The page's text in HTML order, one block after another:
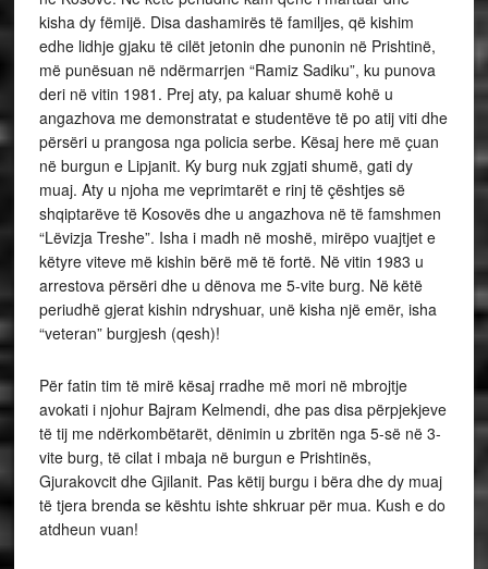
kisha dy fëmijë. Disa dashamirës të familjes, që kishim
edhe lidhje gjaku të cilët jetonin dhe punonin në Prishtinë,
më punësuan në ndërmarrjen “Ramiz Sadiku”, ku punova
deri në vitin 1981. Prej aty, pa kaluar shumë kohë u
angazhova me demonstratat e studentëve të po atij viti dhe
përsëri u prangosa nga policia serbe. Kësaj here më çuan
në burgun e Lipjanit. Ky burg nuk zgjati shumë, gati dy
muaj. Aty u njoha me veprimtarët e rinj të çështjes së
shqiptarëve të Kosovës dhe u angazhova në të famshmen
“Lëvizja Treshe”. Isha i madh në moshë, mirëpo vuajtjet e
këtyre viteve më kishin bërë më të fortë. Në vitin 1983 u
arrestova përsëri dhe u dënova me 5-vite burg. Në këtë
periudhë gjerat kishin ndryshuar, unë kisha një emër, isha
“veteran” burgjesh (qesh)!
Për fatin tim të mirë kësaj rradhe më mori në mbrojtje
avokati i njohur Bajram Kelmendi, dhe pas disa përpjekjeve
të tij me ndërkombëtarët, dënimin u zbritën nga 5-së në 3-
vite burg, të cilat i mbaja në burgun e Prishtinës,
Gjurakovcit dhe Gjilanit. Pas këtij burgu i bëra dhe dy muaj
të tjera brenda se kështu ishte shkruar për mua. Kush e do
atdheun vuan!